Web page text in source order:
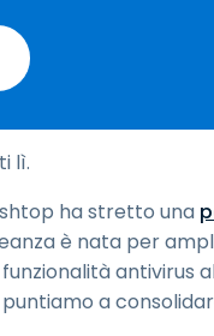
lì.
ha stretto una
è nata per
funzionalità
a